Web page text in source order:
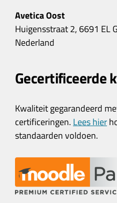
Avetica Oost
Huigensstraat 2, 6691 EL
Nederland
Gecertificeerde
Kwaliteit gegarandeerd
certificeringen. Lees hier
standaarden voldoen.